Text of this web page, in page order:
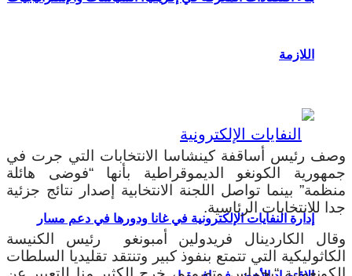
اللازمة
إدارة النفايات الإلكترونية في غانا ودورها في دعم مسار
وصف رئيس أساقفة كينشاسا الانتخابات التي جرت في
جمهورية الكونغو الديموقراطية بأنها “فوضى هائلة
منظمة” بينما تواصل اللجنة الانتخابية إصدار نتائج جزئية
جدا للانتخابات الرئاسية.
وقال الكاردينال فريدولين أمبونغو رئيس الكنيسة
الكاثوليكية التي تتمتع بنفوذ كبير وتنتقد تقليديا السلطات